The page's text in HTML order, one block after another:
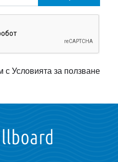
с Условията за ползване